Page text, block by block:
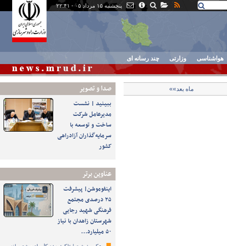
پنجشنبه ۱۵ مرداد ۰۵ - ۲۲:۴۱
هواشناسی وزارتی چند رسانه ای
صدا و تصوير
ببینید | نشست
مدیرعامل شرکت
ساخت و توسعه با
سرمایه‌گذاران آزادراهی
کشور
عناوین برتر
اینفوموشن| پیشرفت
۲۵ درصدی مجتمع
فرهنگی شهید رجایی
شهرستان زاهدان با نیاز
۵۰ میلیارد…
ماه بعد»»